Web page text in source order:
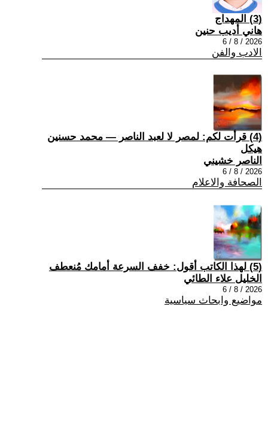
(3) المهداج
هاني أديب حنين
2026 / 8 / 6
الادب والفن
(4) قرأت لكم: لمصر لا لعبد الناصر — محمد حسنين
هيكل
الناصر خشيني
2026 / 8 / 6
الصحافة والاعلام
(5) لهذا الكاتب أقول: خفف السرعة أمامك مُنعطف
الخليل علاء الطائي
2026 / 8 / 6
مواضيع وابحاث سياسية